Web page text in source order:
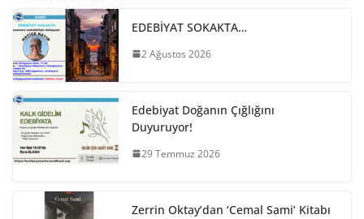
EDEBİYAT SOKAKTA…
2 Ağustos 2026
Edebiyat Doğanın Çığlığını
Duyuruyor!
29 Temmuz 2026
Zerrin Oktay’dan ‘Cemal Sami’ Kitabı